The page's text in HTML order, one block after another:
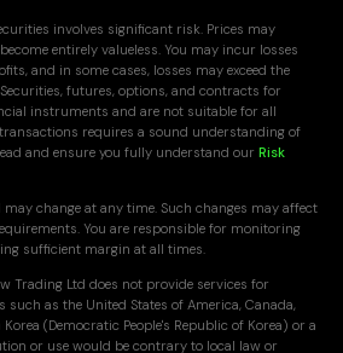
involves significant risk. Prices may
entirely valueless. You may incur losses
and in some cases, losses may exceed the
futures, options, and contracts for
instruments and are not suitable for all
requires a sound understanding of
and ensure you fully understand ourRisk
change at any time. Such changes may affect
You are responsible for monitoring
sufficient margin at all times.
Trading Ltd does not provide services for
as the United States of America, Canada,
(Democratic People's Republic of Korea) or a
or use would be contrary to local law or